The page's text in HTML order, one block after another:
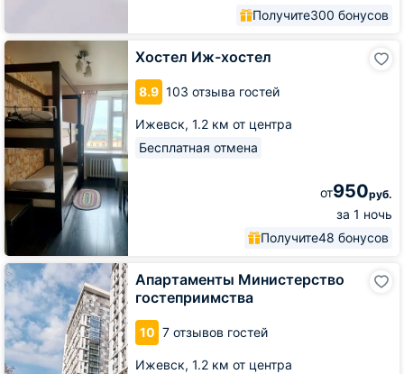
Получите300 бонусов
Хостел Иж-хостел
8.9 103 отзыва гостей
Ижевск, 1.2 км от центра
Бесплатная отмена
от950руб.
за 1 ночь
Получите48 бонусов
Хостел
Иж-
хостел
Апартаменты Министерство
гостеприимства
10 7 отзывов гостей
Ижевск, 1.2 км от центра
Апартаменты
Министерство
гостеприимства